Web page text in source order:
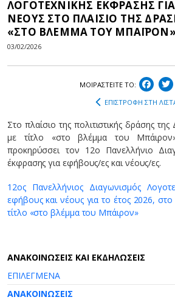
ΛΟΓΟΤΕΧΝΙΚΗΣ ΕΚΦΡΑΣΗΣ
ΝΕΟΥΣ ΣΤΟ ΠΛΑΙΣΙΟ ΤΗΣ
«ΣΤΟ ΒΛΕΜΜΑ ΤΟΥ ΜΠΑΪΡΟΝ»
03/02/2026
ΜΟΙΡΑΣΤEIΤΕ ΤΟ:
ΕΠΙΣΤΡΟΦΗ ΣΤΗ
Στο πλαίσιο της πολιτιστικής δράσης
με τίτλο «στο βλέμμα του
προκηρύσσει τον 12o Πανελλήνιο
έκφρασης για εφήβους/ες και νέους/ες.
12oς Πανελλήνιος Διαγωνισμός
εφήβους και νέους για το έτος 2026,
τίτλο «στο βλέμμα του Μπάιρον»
AΝΑΚΟΙΝΩΣΕΙΣ ΚΑΙ ΕΚΔΗΛΩΣΕΙΣ
ΕΠΙΛΕΓΜΕΝΑ
ΑΝΑΚΟΙΝΩΣΕΙΣ